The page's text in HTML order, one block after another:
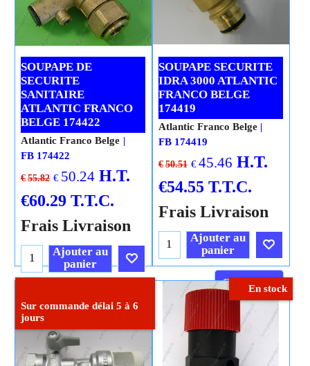
SOUPAPE DE
SECURITE
SANITAIRE
ATLANTIC FRANCO
BELGE 174422
€ 55.82 € 50.24 H.T.
€60.29 T.T.C.
Frais Livraison
Atlantic Franco Belge
FB 174422
Ajouter au
panier
SOUPAPE SECURITE
IDRA 3000 ATLANTIC
FRANCO BELGE
174419
€ 50.51 €45.46 H.T.
€54.55 T.T.C.
Frais Livraison
Atlantic Franco Belge
FB 174419
Ajouter au
panier
Cliquez ici
Sur commande délai 5 à 6
jours
En stock